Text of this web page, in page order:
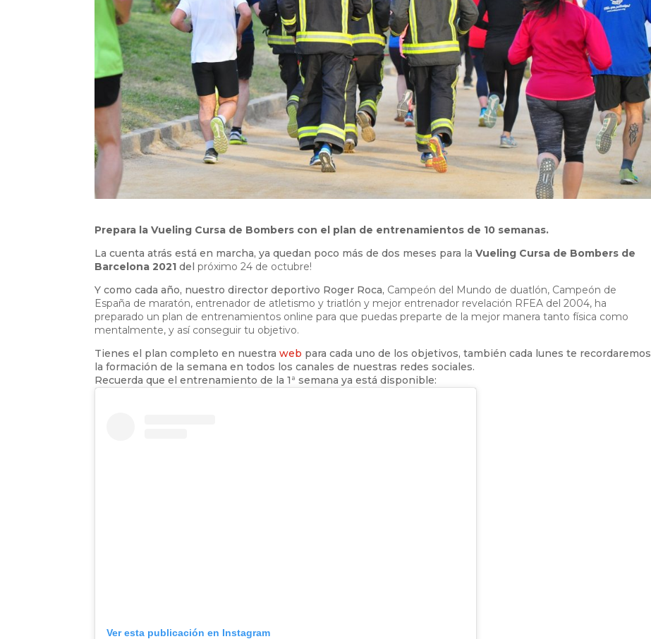
Prepara la Vueling Cursa de Bombers con el plan de entrenamientos de 10 semanas.
La cuenta atrás está en marcha, ya quedan poco más de dos meses para la Vueling Cursa de Bombers de
Barcelona 2021del próximo 24 de octubre!
Y como cada año, nuestro director deportivo Roger Roca, Campeón del Mundo de duatlón, Campeón de
España de maratón, entrenador de atletismo y triatlón y mejor entrenador revelación RFEA del 2004, ha
preparado un plan de entrenamientos online para que puedas preparte de la mejor manera tanto física como
mentalmente, y así conseguir tu objetivo.
Tienes el plan completo en nuestraweb para cada uno de los objetivos, también cada lunes te recordaremos
la formación de la semana en todos los canales de nuestras redes sociales.
Recuerda que el entrenamiento de la 1ª semana ya está disponible:
Ver esta publicación en Instagram